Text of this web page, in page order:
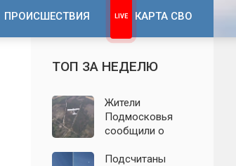
ПРОИСШЕСТВИЯ КАРТА СВО
ТОП ЗА НЕДЕЛЮ
Жители
Подмосковья
сообщили о
обнародованы
Подсчитаны